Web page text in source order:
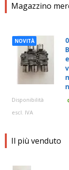
Magazzino
NOVITÀ
Disponibilità
escl. IVA
Il più venduto